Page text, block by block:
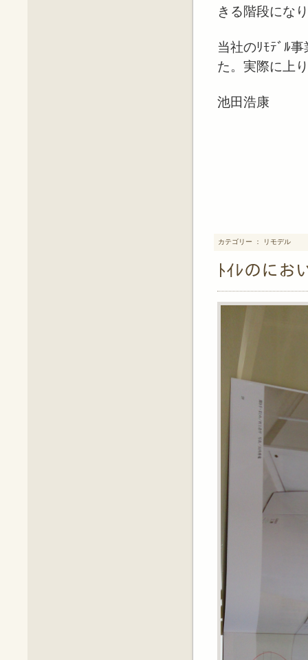
きる階段にな
当社のﾘﾓﾃﾞﾙ
た。実際に上
池田浩康
カテゴリー ： リモデル
ﾄｲﾚのにお